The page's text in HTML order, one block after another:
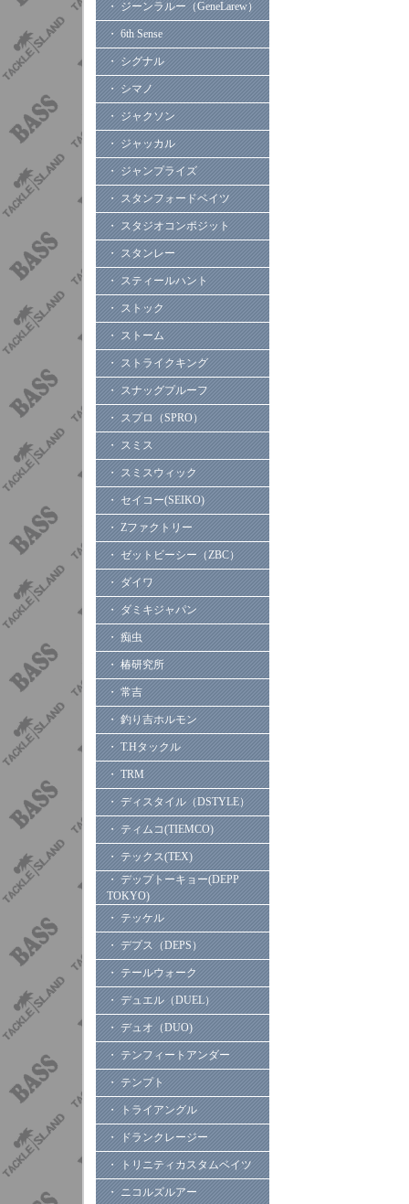
・ ジーンラルー（GeneLarew）
・ 6th Sense
・ シグナル
・ シマノ
・ ジャクソン
・ ジャッカル
・ ジャンプライズ
・ スタンフォードベイツ
・ スタジオコンポジット
・ スタンレー
・ スティールハント
・ ストック
・ ストーム
・ ストライクキング
・ スナッグプルーフ
・ スプロ（SPRO）
・ スミス
・ スミスウィック
・ セイコー(SEIKO)
・ Zファクトリー
・ ゼットビーシー（ZBC）
・ ダイワ
・ ダミキジャパン
・ 痴虫
・ 椿研究所
・ 常吉
・ 釣り吉ホルモン
・ T.Hタックル
・ TRM
・ ディスタイル（DSTYLE）
・ ティムコ(TIEMCO)
・ テックス(TEX)
・ デップトーキョー(DEPP
TOKYO)
・ テッケル
・ デプス（DEPS）
・ テールウォーク
・ デュエル（DUEL）
・ デュオ（DUO)
・ テンフィートアンダー
・ テンプト
・ トライアングル
・ ドランクレージー
・ トリニティカスタムベイツ
・ ニコルズルアー